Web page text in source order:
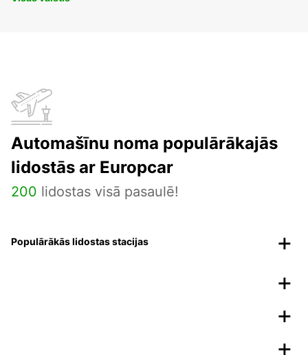
Automašīnu noma populārākajās
lidostās ar Europcar
200 lidostas visā pasaulē!
Populārākās lidostas stacijas